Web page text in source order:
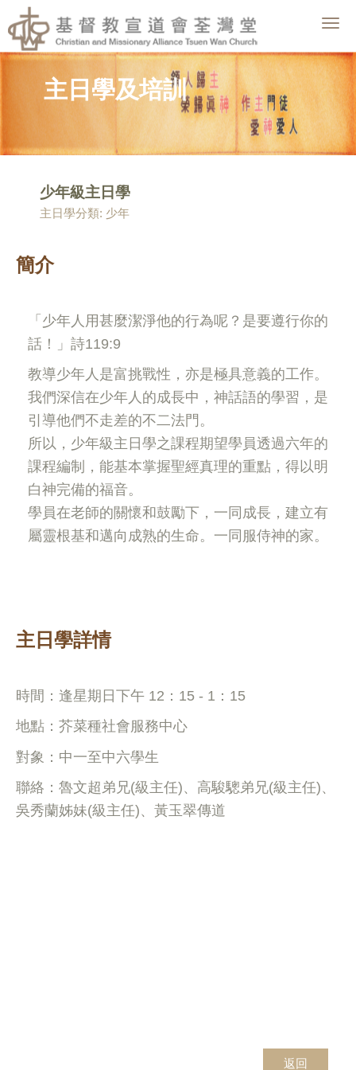
主日學及培訓
少年級主日學
主日學分類: 少年
簡介
「少年人用甚麼潔淨他的行為呢？是要遵行你的
話！」詩119:9
教導少年人是富挑戰性，亦是極具意義的工作。
我們深信在少年人的成長中，神話語的學習，是
引導他們不走差的不二法門。
所以，少年級主日學之課程期望學員透過六年的
課程編制，能基本掌握聖經真理的重點，得以明
白神完備的福音。
學員在老師的關懷和鼓勵下，一同成長，建立有
屬靈根基和邁向成熟的生命。一同服侍神的家。
主日學詳情
時間：逢星期日下午 12：15 - 1：15
地點：芥菜種社會服務中心
對象：中一至中六學生
聯絡：魯文超弟兄(級主任)、高駿驄弟兄(級主任)、
吳秀蘭姊妹(級主任)、黃玉翠傳道
返回